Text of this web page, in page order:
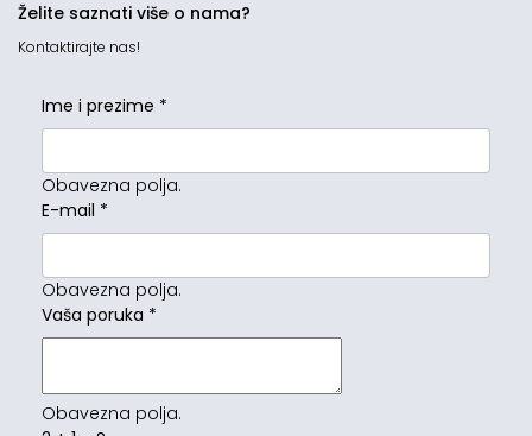
Želite saznati više o nama?
Kontaktirajte nas!
Ime i prezime *
Obavezna polja.
E-mail *
Obavezna polja.
Vaša poruka *
Obavezna polja.